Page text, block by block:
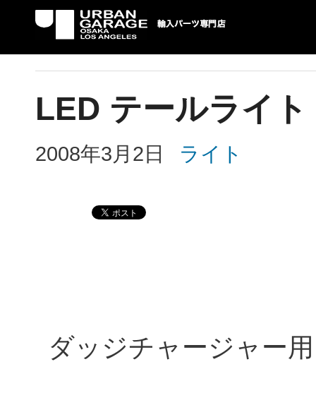
LED テールライ
2008年3月2日 ライト
ダッジチャージャ